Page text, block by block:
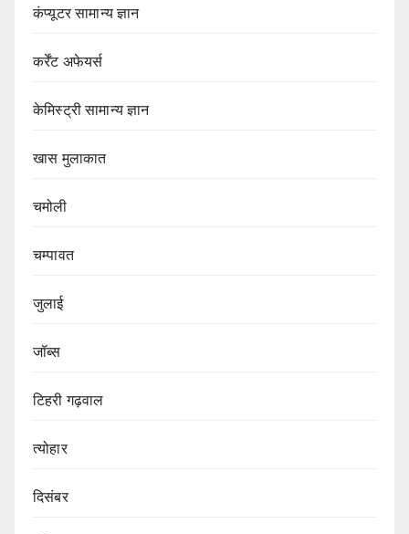
कंप्यूटर सामान्य ज्ञान
कर्रेंट अफेयर्स
केमिस्ट्री सामान्य ज्ञान
खास मुलाकात
चमोली
चम्पावत
जुलाई
जॉब्स
टिहरी गढ़वाल
त्योहार
दिसंबर